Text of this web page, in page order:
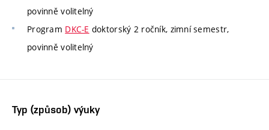
povinně volitelný
Program DKC-E doktorský 2 ročník, zimní semestr,
povinně volitelný
Typ (způsob) výuky